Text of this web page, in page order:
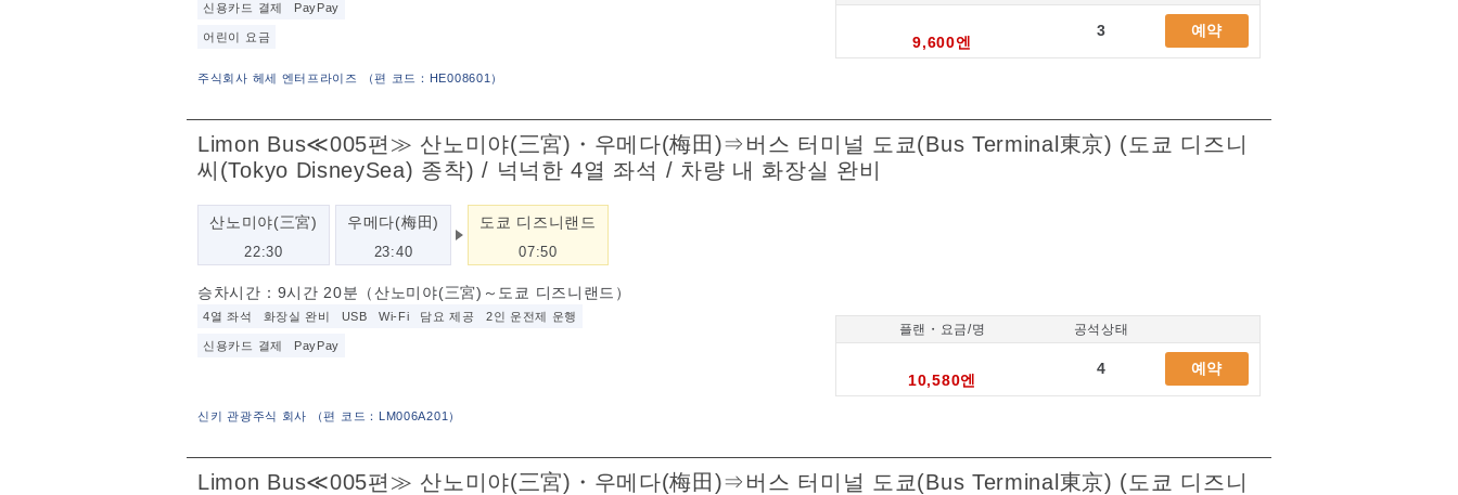
주식회사 헤세 엔터프라이즈 （편 코드：HE008601 ）
신용카드 결제 PayPay
어린이 요금 9,600엔
3 예약
Limon Bus≪005편≫ 산노미야(三宮)・우메다(梅田)⇒버스 터미널 도쿄(Bus Terminal東京) (도쿄 디즈니
씨(Tokyo DisneySea) 종착) / 넉넉한 4열 좌석 / 차량 내 화장실 완비
신키 관광주식 회사 （편 코드：LM006A201 ）
산노미야(三宮)
22:30
우메다(梅田)
23:40
도쿄 디즈니랜드
07:50
승차시간：9시간 20분（산노미야(三宮)～도쿄 디즈니랜드）
4열 좌석 화장실 완비 USB Wi-Fi 담요 제공 2인 운전제 운행
신용카드 결제 PayPay
플랜・요금/명 공석상태
10,580엔
4 예약
Limon Bus≪005편≫ 산노미야(三宮)・우메다(梅田)⇒버스 터미널 도쿄(Bus Terminal東京) (도쿄 디즈니